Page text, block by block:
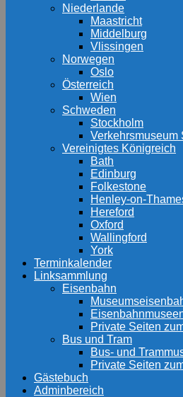
Niederlande
Maastricht
Middelburg
Vlissingen
Norwegen
Oslo
Österreich
Wien
Schweden
Stockholm
Verkehrsmuseum
Vereinigtes Königreich
Bath
Edinburg
Folkestone
Henley-on-
Hereford
Oxford
Wallingford
York
Terminkalender
Linksammlung
Eisenbahn
Private Seiten
Bus und Tram
Bus- und
Private Seiten
Gästebuch
Adminbereich